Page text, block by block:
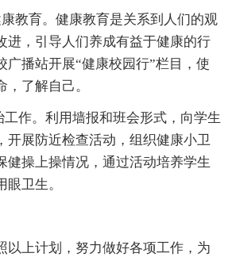
育。健康教育是关系到人们的观
进，引导人们养成有益于健康的行
广播站开展“健康校园行”栏目，使
，了解自己。
作。利用墙报和班会形式，向学生
开展防近检查活动，组织健康小卫
健操上操情况，通过活动培养学生
眼卫生。
上计划，努力做好各项工作，为